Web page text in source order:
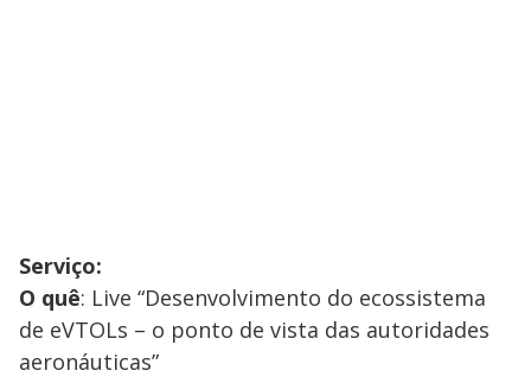
Serviço:
O quê: Live “Desenvolvimento do ecossistema
de eVTOLs – o ponto de vista das autoridades
aeronáuticas”